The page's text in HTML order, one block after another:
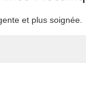
et plus soignée.